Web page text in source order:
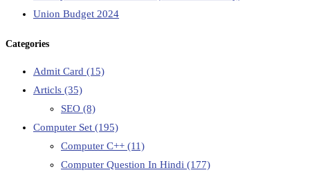
Union Budget 2024
Categories
Admit Card (15)
Articls (35)
SEO (8)
Computer Set (195)
Computer C++ (11)
Computer Question In Hindi (177)